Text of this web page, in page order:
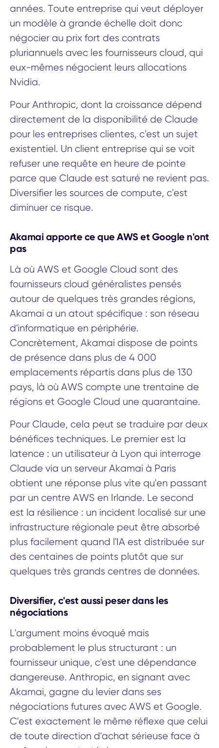
années. Toute entreprise qui veut déployer
un modèle à grande échelle doit donc
négocier au prix fort des contrats
pluriannuels avec les fournisseurs cloud, qui
eux-mêmes négocient leurs allocations
Nvidia.
Pour Anthropic, dont la croissance dépend
directement de la disponibilité de Claude
pour les entreprises clientes, c'est un sujet
existentiel. Un client entreprise qui se voit
refuser une requête en heure de pointe
parce que Claude est saturé ne revient pas.
Diversifier les sources de compute, c'est
diminuer ce risque.
Akamai apporte ce que AWS et Google n'ont
pas
Là où AWS et Google Cloud sont des
fournisseurs cloud généralistes pensés
autour de quelques très grandes régions,
Akamai a un atout spécifique : son réseau
d'informatique en périphérie.
Concrètement, Akamai dispose de points
de présence dans plus de 4 000
emplacements répartis dans plus de 130
pays, là où AWS compte une trentaine de
régions et Google Cloud une quarantaine.
Pour Claude, cela peut se traduire par deux
bénéfices techniques. Le premier est la
latence : un utilisateur à Lyon qui interroge
Claude via un serveur Akamai à Paris
obtient une réponse plus vite qu'en passant
par un centre AWS en Irlande. Le second
est la résilience : un incident localisé sur une
infrastructure régionale peut être absorbé
plus facilement quand l'IA est distribuée sur
des centaines de points plutôt que sur
quelques très grands centres de données.
Diversifier, c'est aussi peser dans les
négociations
L'argument moins évoqué mais
probablement le plus structurant : un
fournisseur unique, c'est une dépendance
dangereuse. Anthropic, en signant avec
Akamai, gagne du levier dans ses
négociations futures avec AWS et Google.
C'est exactement le même réflexe que celui
de toute direction d'achat sérieuse face à